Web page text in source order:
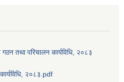
गठन तथा परिचालन कार्यविधि, २०८३
कार्यविधि, २०८३.pdf